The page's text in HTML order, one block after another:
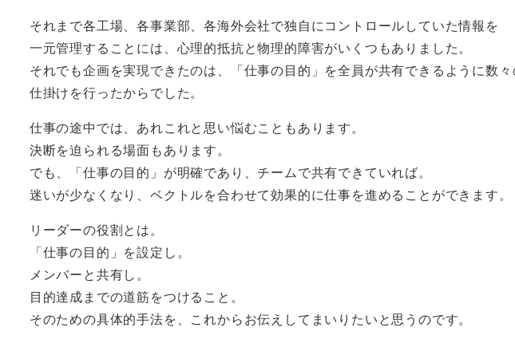
それまで各工場、各事業部、各海外会社で独自にコントロールしていた情報を
一元管理することには、心理的抵抗と物理的障害がいくつもありました。
それでも企画を実現できたのは、「仕事の目的」を全員が共有できるように数
仕掛けを行ったからでした。
仕事の途中では、あれこれと思い悩むこともあります。
決断を迫られる場面もあります。
でも、「仕事の目的」が明確であり、チームで共有できていれば。
迷いが少なくなり、ベクトルを合わせて効果的に仕事を進めることができます。
リーダーの役割とは。
「仕事の目的」を設定し。
メンバーと共有し。
目的達成までの道筋をつけること。
そのための具体的手法を、これからお伝えしてまいりたいと思うのです。